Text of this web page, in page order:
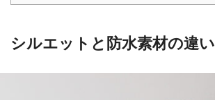
シルエットと防水素材の違い